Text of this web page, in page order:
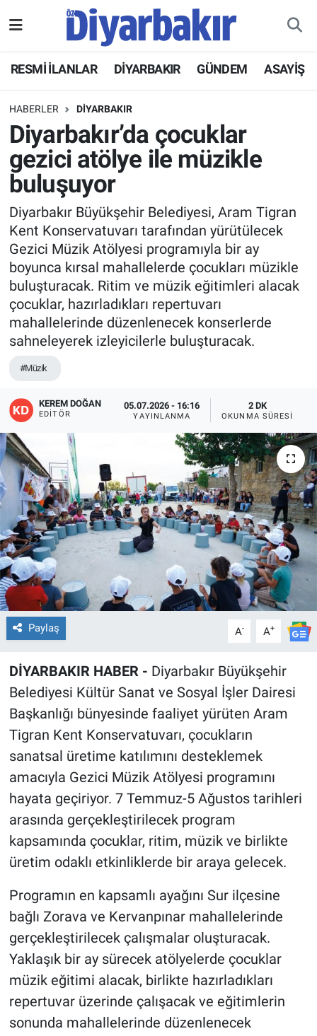
RESMİ İLANLAR DİYARBAKIR GÜNDEM ASAYİŞ
HABERLER DİYARBAKIR
Diyarbakır’da çocuklar
gezici atölye ile müzikle
buluşuyor
Diyarbakır Büyükşehir Belediyesi, Aram Tigran
Kent Konservatuvarı tarafından yürütülecek
Gezici Müzik Atölyesi programıyla bir ay
boyunca kırsal mahallelerde çocukları müzikle
buluşturacak. Ritim ve müzik eğitimleri alacak
çocuklar, hazırladıkları repertuvarı
mahallelerinde düzenlenecek konserlerde
sahneleyerek izleyicilerle buluşturacak.
#Müzik
KEREM DOĞAN
EDITÖR
05.07.2026 - 16:16
YAYINLANMA
2 DK
OKUNMA SÜRESI
Paylaş A- A+
DİYARBAKIR HABER - Diyarbakır Büyükşehir
Belediyesi Kültür Sanat ve Sosyal İşler Dairesi
Başkanlığı bünyesinde faaliyet yürüten Aram
Tigran Kent Konservatuvarı, çocukların
sanatsal üretime katılımını desteklemek
amacıyla Gezici Müzik Atölyesi programını
hayata geçiriyor. 7 Temmuz-5 Ağustos tarihleri
arasında gerçekleştirilecek program
kapsamında çocuklar, ritim, müzik ve birlikte
üretim odaklı etkinliklerde bir araya gelecek.
Programın en kapsamlı ayağını Sur ilçesine
bağlı Zorava ve Kervanpınar mahallelerinde
gerçekleştirilecek çalışmalar oluşturacak.
Yaklaşık bir ay sürecek atölyelerde çocuklar
müzik eğitimi alacak, birlikte hazırladıkları
repertuvar üzerinde çalışacak ve eğitimlerin
sonunda mahallelerinde düzenlenecek
ASAYİŞ
DİYARBAKIR
EKONOMİ
GÜNDEM
BÖLGE
DÜNYA
KÜLTÜR SANAT
EĞİTİM
POLİTİKA
SAĞLIK
SPOR
TEKNOLOJİ
Hava Durumu
Namaz Vakitleri
Trafik Durumu
Süper Lig Puan Durumu ve Fikstür
Tüm Manşetler
Son Dakika Haberleri
Haber Arşivi